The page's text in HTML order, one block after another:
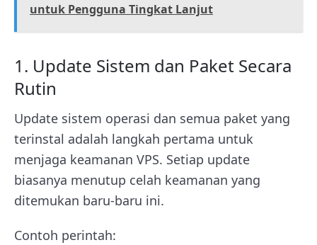
untuk Pengguna Tingkat Lanjut
1. Update Sistem dan Paket Secara
Rutin
Update sistem operasi dan semua paket yang
terinstal adalah langkah pertama untuk
menjaga keamanan VPS. Setiap update
biasanya menutup celah keamanan yang
ditemukan baru-baru ini.
Contoh perintah: